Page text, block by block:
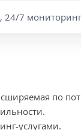
24/7 мониторинг
по
услугами.